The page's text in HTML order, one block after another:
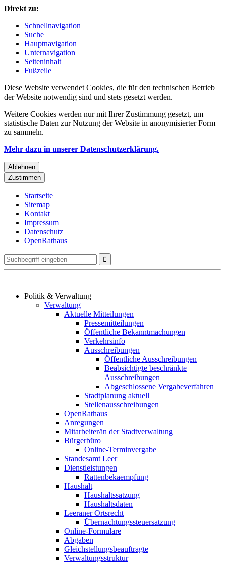
Direkt zu:
Schnellnavigation
Suche
Hauptnavigation
Unternavigation
Seiteninhalt
Fußzeile
Diese Website verwendet Cookies, die für den technischen Betrieb
der Website notwendig sind und stets gesetzt werden.
Weitere Cookies werden nur mit Ihrer Zustimmung gesetzt, um
statistische Daten zur Nutzung der Website in anonymisierter Form
zu sammeln.
Mehr dazu in unserer Datenschutzerklärung.
Ablehnen
Zustimmen
Startseite
Sitemap
Kontakt
Impressum
Datenschutz
OpenRathaus
Politik & Verwaltung
Verwaltung
Aktuelle Mitteilungen
Pressemitteilungen
Öffentliche Bekanntmachungen
Verkehrsinfo
Ausschreibungen
Öffentliche Ausschreibungen
Beabsichtigte beschränkte
Ausschreibungen
Abgeschlossene Vergabeverfahren
Stadtplanung aktuell
Stellenausschreibungen
OpenRathaus
Anregungen
Mitarbeiter/in der Stadtverwaltung
Bürgerbüro
Online-Terminvergabe
Standesamt Leer
Dienstleistungen
Rattenbekaempfung
Haushalt
Haushaltssatzung
Haushaltsdaten
Leeraner Ortsrecht
Übernachtungssteuersatzung
Online-Formulare
Abgaben
Gleichstellungsbeauftragte
Verwaltungsstruktur